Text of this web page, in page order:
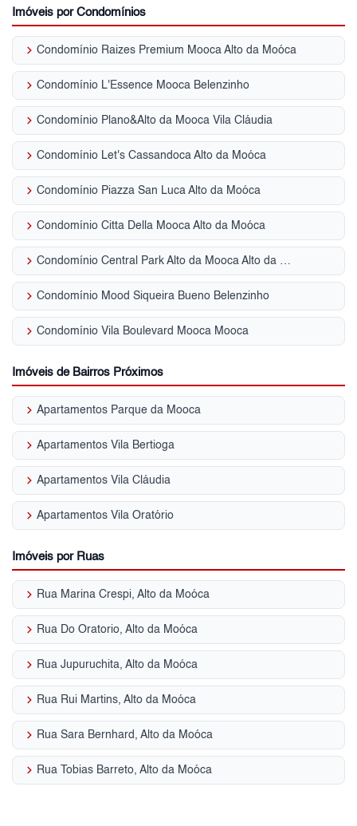
Imóveis por Condomínios
keyboard_arrow_right Condomínio Raizes Premium Mooca Alto da Moóca
keyboard_arrow_right Condomínio L'Essence Mooca Belenzinho
keyboard_arrow_right Condomínio Plano&Alto da Mooca Vila Cláudia
keyboard_arrow_right Condomínio Let's Cassandoca Alto da Moóca
keyboard_arrow_right Condomínio Piazza San Luca Alto da Moóca
keyboard_arrow_right Condomínio Citta Della Mooca Alto da Moóca
keyboard_arrow_right Condomínio Central Park Alto da Mooca Alto da Moóca
keyboard_arrow_right Condomínio Mood Siqueira Bueno Belenzinho
keyboard_arrow_right Condomínio Vila Boulevard Mooca Mooca
Imóveis de Bairros Próximos
keyboard_arrow_right Apartamentos Parque da Mooca
keyboard_arrow_right Apartamentos Vila Bertioga
keyboard_arrow_right Apartamentos Vila Cláudia
keyboard_arrow_right Apartamentos Vila Oratório
Imóveis por Ruas
keyboard_arrow_right Rua Marina Crespi, Alto da Moóca
keyboard_arrow_right Rua Do Oratorio, Alto da Moóca
keyboard_arrow_right Rua Jupuruchita, Alto da Moóca
keyboard_arrow_right Rua Rui Martins, Alto da Moóca
keyboard_arrow_right Rua Sara Bernhard, Alto da Moóca
keyboard_arrow_right Rua Tobias Barreto, Alto da Moóca